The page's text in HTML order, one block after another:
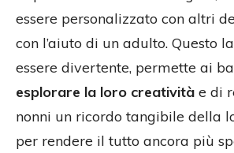
essere personalizzato con altri
con l’aiuto di un adulto. Questo
essere divertente, permette ai
esplorare la loro creatività e di
nonni un ricordo tangibile della
per rendere il tutto ancora più